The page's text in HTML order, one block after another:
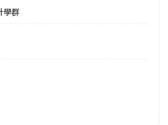
學群